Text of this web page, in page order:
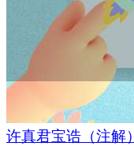
许真君宝诰（注解）